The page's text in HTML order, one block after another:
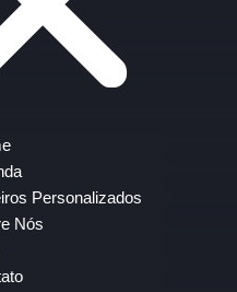
Personalizados
Nós